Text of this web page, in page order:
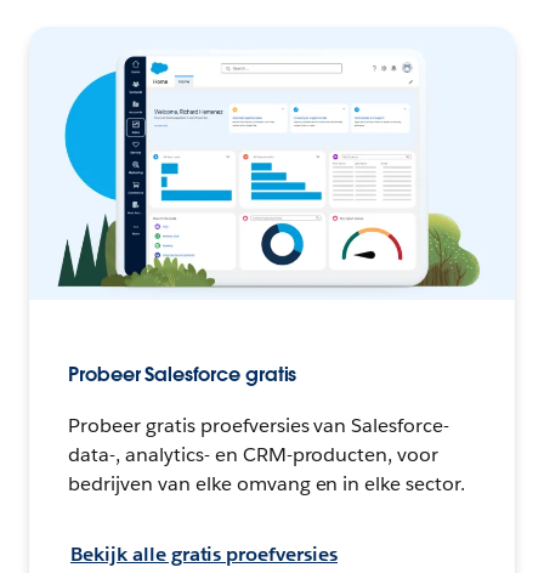
Probeer Salesforce gratis
Probeer gratis proefversies van Salesforce-
data-, analytics- en CRM-producten, voor
bedrijven van elke omvang en in elke sector.
Bekijk alle gratis proefversies